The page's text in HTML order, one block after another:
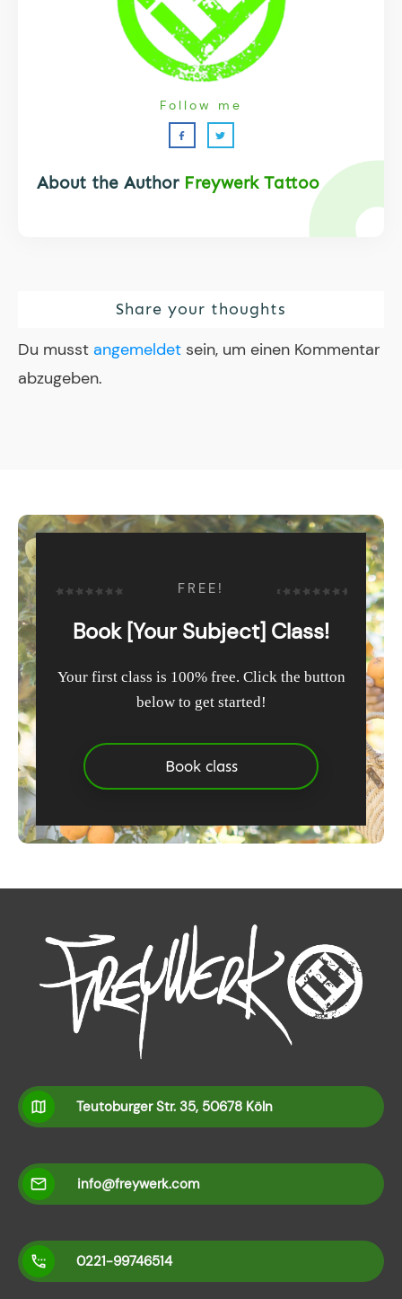
About the Author Freywerk Tattoo
Follow me
Share your thoughts
Du musst angemeldet sein, um einen Kommentar
abzugeben.
FREE!
Book [Your Subject] Class!
Your first class is 100% free. Click the button
below to get started!
Book class
Teutoburger Str. 35, 50678 Köln
info@freywerk.com
0221-99746514